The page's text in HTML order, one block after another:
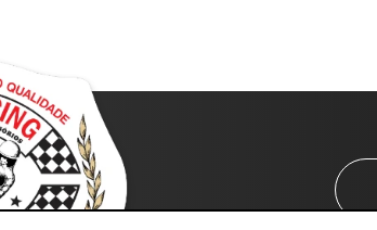
Digite seu Email